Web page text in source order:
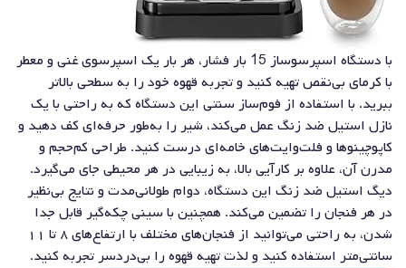
با دستگاه اسپرسوساز 15 بار فشار، هر بار یک اسپرسوی غنی و معطر
با کرمای بی‌نقص تهیه کنید و تجربه قهوه خود را به سطحی بالاتر
ببرید. با استفاده از فوم‌ساز سنتی این دستگاه که به راحتی با یک
نازل استیل ضد زنگ عمل می‌کند، شیر را به‌طور حرفه‌ای کف دهید و
کاپوچینوها و فلت‌وایت‌های خامه‌ای درست کنید. طراحی کم‌حجم و
مدرن آن، علاوه بر کارآیی بالا، به زیبایی در هر محیطی جای می‌گیرد.
دیگ استیل ضد زنگ این دستگاه، دوام طولانی‌مدت و نتایج بی‌نظیر
در هر فنجان را تضمین می‌کند. همچنین با سینی چکه‌گیر قابل جدا
شدن، به راحتی می‌توانید از فنجان‌های مختلف با ارتفاع‌های ۸ تا ۱۱
سانتی‌متر استفاده کنید و لذت تهیه قهوه را بی‌دردسر تجربه کنید.